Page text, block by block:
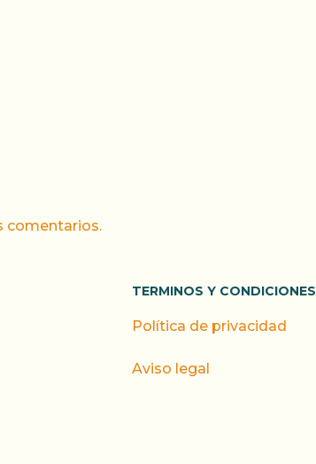
comentarios.
TERMINOS Y CONDICIONES
Política de privacidad
Aviso legal